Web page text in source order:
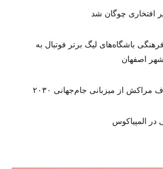
افتخاری چوگان شد
باشگاه‌های لیگ برتر فوتبال به
شهر اصفهان
از میزبانی جام‌جهانی ۲۰۳۰
در المپیاکوس